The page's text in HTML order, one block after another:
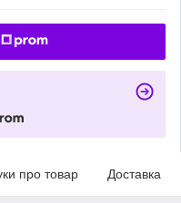
про товар Доставка